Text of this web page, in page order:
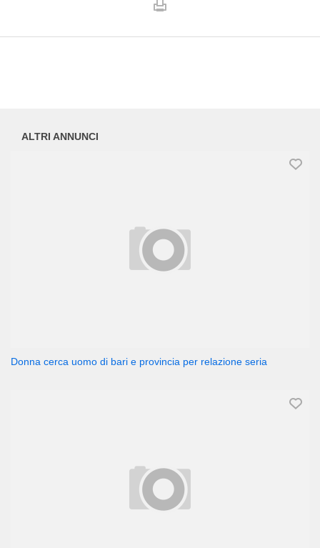
ALTRI ANNUNCI
Donna cerca uomo di bari e provincia per relazione seria